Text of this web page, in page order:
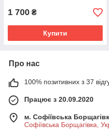
1 700 ₴
Купити
Про нас
100% позитивних з 37
Працює з 20.09.2020
м. Софіївська
Софіївська Борщагівка,